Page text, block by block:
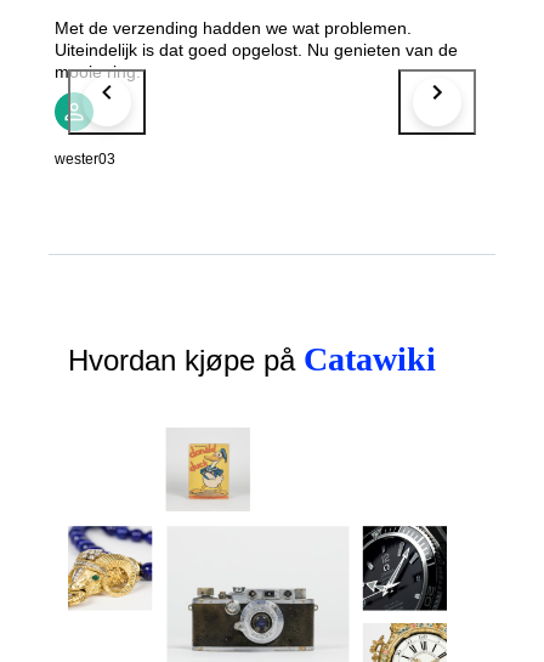
Met de verzending hadden we wat problemen.
Uiteindelijk is dat goed opgelost. Nu genieten van de
mooie ring.
wester03
Hvordan kjøpe på Catawiki